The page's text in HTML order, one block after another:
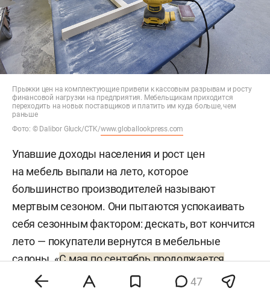
Прыжки цен на комплектующие привели к кассовым разрывам и росту
финансовой нагрузки на предприятия. Мебельщикам приходится
переходить на новых поставщиков и платить им куда больше, чем
раньше
Фото: © Dalibor Gluck/CTK/www.globallookpress.com
Упавшие доходы населения и рост цен
на мебель выпали на лето, которое
большинство производителей называют
мертвым сезоном. Они пытаются успокаивать
себя сезонным фактором: дескать, вот кончится
лето — покупатели вернутся в мебельные
салоны. «С мая по сентябрь продолжается
мертвый сезон на рынке мебели , мы можем
47